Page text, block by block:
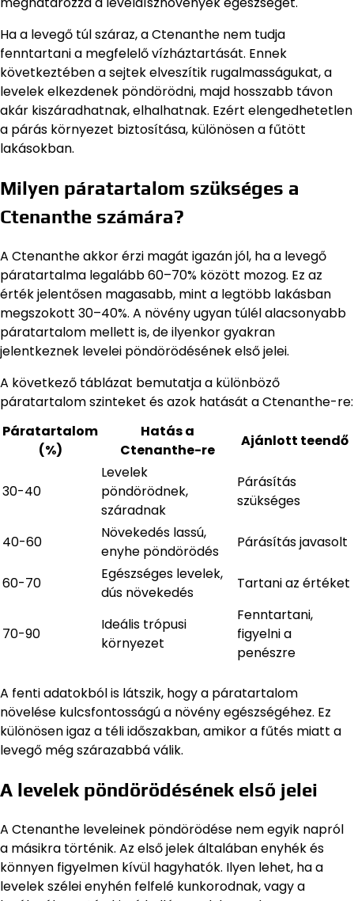
Ha a levegő túl száraz, a Ctenanthe nem tudja
fenntartani a megfelelő vízháztartását. Ennek
következtében a sejtek elveszítik rugalmasságukat, a
levelek elkezdenek pöndörödni, majd hosszabb távon
akár kiszáradhatnak, elhalhatnak. Ezért elengedhetetlen
a párás környezet biztosítása, különösen a fűtött
lakásokban.
Milyen páratartalom szükséges a
Ctenanthe számára?
A Ctenanthe akkor érzi magát igazán jól, ha a levegő
páratartalma legalább 60–70% között mozog. Ez az
érték jelentősen magasabb, mint a legtöbb lakásban
megszokott 30–40%. A növény ugyan túlél alacsonyabb
páratartalom mellett is, de ilyenkor gyakran
jelentkeznek levelei pöndörödésének első jelei.
A következő táblázat bemutatja a különböző
páratartalom szinteket és azok hatását a Ctenanthe-re:
Páratartalom
(%)
Hatás a
Ctenanthe-re
Ajánlott teendő
30-40
Levelek
pöndörödnek,
száradnak
Párásítás
szükséges
40-60
Növekedés lassú,
enyhe pöndörödés
Párásítás javasolt
60-70
Egészséges levelek,
dús növekedés
Tartani az értéket
70-90
Ideális trópusi
környezet
Fenntartani,
figyelni a
penészre
A fenti adatokból is látszik, hogy a páratartalom
növelése kulcsfontosságú a növény egészségéhez. Ez
különösen igaz a téli időszakban, amikor a fűtés miatt a
levegő még szárazabbá válik.
A levelek pöndörödésének első jelei
A Ctenanthe leveleinek pöndörödése nem egyik napról
a másikra történik. Az első jelek általában enyhék és
könnyen figyelmen kívül hagyhatók. Ilyen lehet, ha a
levelek szélei enyhén felfelé kunkorodnak, vagy a